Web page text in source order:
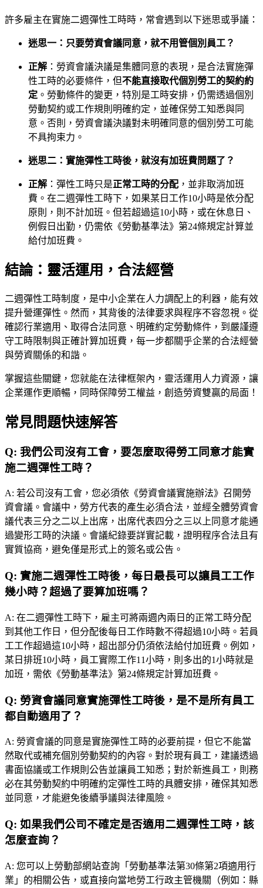
許多雇主在實施二週彈性工時時，常會遇到以下迷思或爭議：
迷思一：只要勞資會議同意，就不用管個別員工？
正解 ：勞資會議決議是集體同意的表現，是合法實施彈
性工時的必要條件，但不能直接取代個別勞工的契約約
定 。勞動條件的變更，特別是工時安排，仍需透過個別
勞動契約或工作規則明確約定，並確保勞工知悉與同
意。否則，勞資會議決議對未明確同意的個別勞工可能
不具拘束力。
迷思二：實施彈性工時後，就沒有加班費問題了？
正解 ：彈性工時只是正常工時的分配 ，並非取消加班
費。在二週彈性工時下，如果某日工作10小時是依分配
原則，則不計加班。但若超過這10小時，或在休息日、
例假日出勤，仍需依《勞動基準法》第24條規定計算並
給付加班費。
結論：靈活運用，合法經營
二週彈性工時制度，是中小企業在人力調配上的利器，能有效
提升營運彈性。然而，其背後的法律要求與程序不容忽視。從
確認行業適用、取得合法同意、明確約定勞動條件，到嚴謹遵
守工時限制與正確計算加班費，每一步都關乎企業的合法經營
與勞資關係的和諧。
掌握這些關鍵，您就能在法律框架內，靈活運用人力資源，讓
企業運作更順暢，同時保障勞工權益，創造勞資雙贏的局面！
常見問題快速解答
Q: 我們公司沒有工會，要怎麼取得勞工同意才能實
施二週彈性工時？
A: 若公司沒有工會，您必須依《勞資會議實施辦法》召開勞
資會議。會議中，勞方代表的產生必須合法，並經全體勞資會
議代表三分之二以上出席，出席代表四分之三以上同意才能通
過變形工時的決議。會議紀錄要詳實記載，證明程序合法且有
實質協商，避免僅是形式上的簽名或公告。
Q: 實施二週彈性工時後，每日最長可以讓員工工作
幾小時？超過了要算加班嗎？
A: 在二週彈性工時下，雇主可將兩週內兩日的正常工時分配
到其他工作日，但分配後每日工作時數不得超過10小時。若員
工工作超過這10小時，超出部分仍須依法給付加班費。例如，
某日排班10小時，員工實際工作11小時，則多出的1小時就是
加班，需依《勞動基準法》第24條規定計算加班費。
Q: 勞資會議同意實施彈性工時後，是不是所有員工
都自動適用了？
A: 勞資會議的同意是實施彈性工時的必要前提，但它不能當
然取代或補充個別勞動契約的內容。對於現有員工，建議透過
書面協議或工作規則公告並讓員工知悉；對於新進員工，則務
必在其勞動契約中明確約定彈性工時的具體安排，確保其知悉
並同意，才能避免後續爭議與法律風險。
Q: 如果我們公司不確定是否適用二週彈性工時，該
怎麼查詢？
A: 您可以上勞動部網站查詢「勞動基準法第30條第2項適用行
業」的相關公告，或直接向當地勞工行政主管機關（例如：縣